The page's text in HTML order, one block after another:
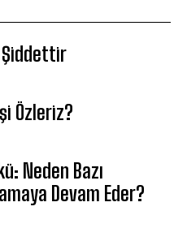
Şiddettir
Özleriz?
Neden Bazı
Devam Eder?